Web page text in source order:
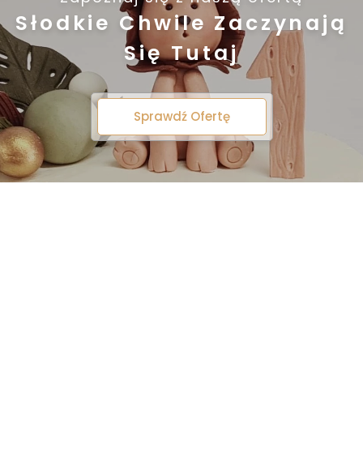
Słodkie Chwile Zaczynają
Się Tutaj
Sprawdź Ofertę